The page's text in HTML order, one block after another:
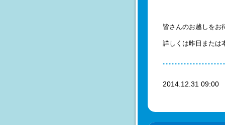
皆さんのお越しをお
詳しくは昨日または
2014.12.31